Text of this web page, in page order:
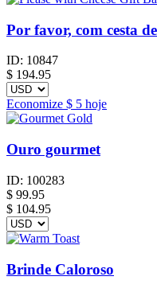
Por favor, com cesta
ID: 10847
$ 194.95
Economize $ 5 hoje
Ouro gourmet
ID: 100283
$ 99.95
$ 104.95
Brinde Caloroso